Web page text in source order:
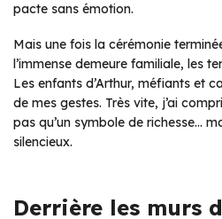
pacte sans émotion.
Mais une fois la cérémonie
l’immense demeure familiale, les
Les enfants d’Arthur, méfiants et
de mes gestes. Très vite, j’ai
pas qu’un symbole de richesse…
silencieux.
Derrière les murs